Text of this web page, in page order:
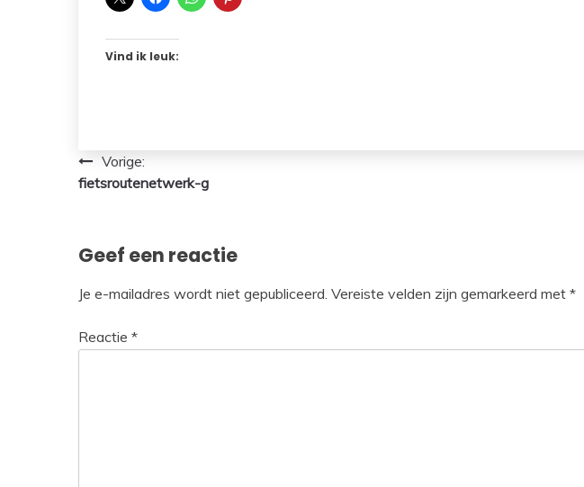
Vind ik leuk:
Bericht
navigatie
Vorige:
fietsroutenetwerk-g
Geef een reactie
Je e-mailadres wordt niet gepubliceerd. Vereiste velden zijn gemarkeerd met *
Reactie *